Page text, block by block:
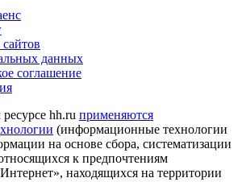
данных
соглашение
hh.ru применяются
(информационные технологии
на основе сбора, систематизации
к предпочтениям
находящихся на территории